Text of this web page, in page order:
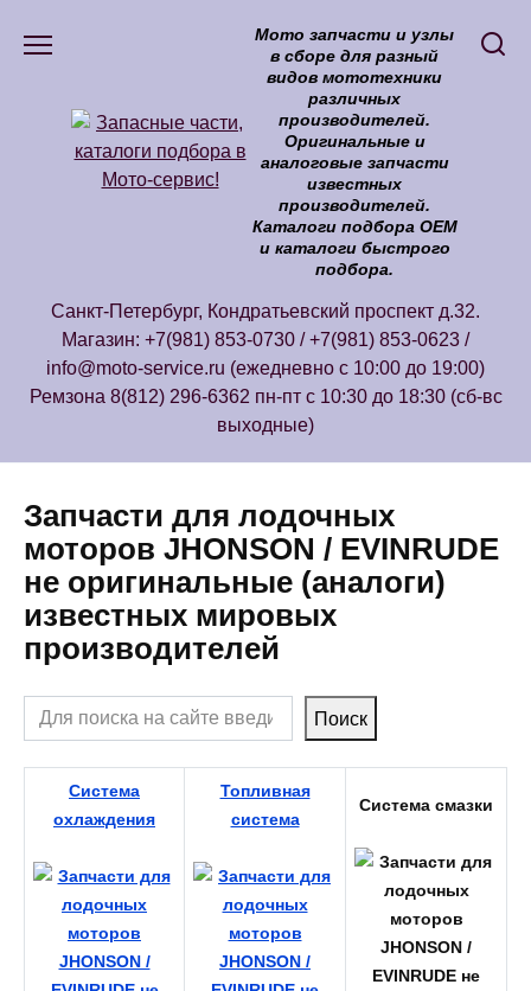
Мото запчасти и узлы
в сборе для разный
видов мототехники
различных
производителей.
Оригинальные и
аналоговые запчасти
известных
производителей.
Каталоги подбора ОЕМ
и каталоги быстрого
подбора.
Санкт-Петербург, Кондратьевский проспект д.32.
Магазин: +7(981) 853-0730 / +7(981) 853-0623 /
info@moto-service.ru (ежедневно с 10:00 до 19:00)
Ремзона 8(812) 296-6362 пн-пт с 10:30 до 18:30 (сб-вс
выходные)
Запчасти для лодочных
моторов JHONSON / EVINRUDE
не оригинальные (аналоги)
известных мировых
производителей
Поиск Поиск
Система
охлаждения
Топливная
система
Система смазки